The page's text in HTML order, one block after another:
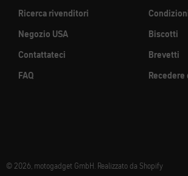
Ricerca rivenditori
Negozio USA
Contattateci
FAQ
Biscotti
Brevetti
© 2026, motogadget GmbH. Realizzato da Shopify